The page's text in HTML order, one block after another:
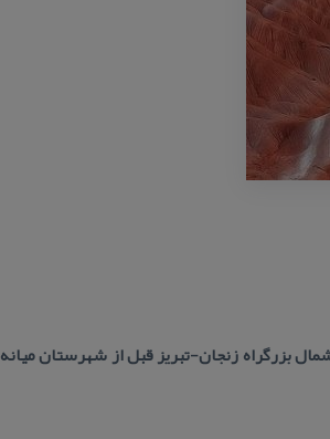
بزرگراه زنجان-تبریز قبل از شهرستان میانه